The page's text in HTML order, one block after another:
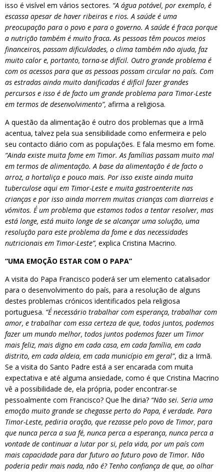
isso é visível em vários sectores. “A água potável, por exemplo, é
escassa apesar de haver ribeiras e rios. A saúde é uma
preocupação para o povo e para o governo. A saúde é fraca porque
a nutrição também é muito fraca. As pessoas têm poucos meios
financeiros, passam dificuldades, o clima também não ajuda, faz
muito calor e, portanto, torna-se difícil. Outro grande problema é
com os acessos para que as pessoas possam circular no país. Com
as estradas ainda muito danificadas é difícil fazer grandes
percursos e isso é de facto um grande problema para Timor-Leste
em termos de desenvolvimento”, afirma a religiosa.
A questão da alimentação é outro dos problemas que a Irmã
acentua, talvez pela sua sensibilidade como enfermeira e pelo
seu contacto diário com as populações. E fala mesmo em fome.
“Ainda existe muita fome em Timor. As famílias passam muito mal
em termos de alimentação. A base da alimentação é de facto o
arroz, a hortaliça e pouco mais. Por isso existe ainda muita
tuberculose aqui em Timor-Leste e muita gastroenterite nas
crianças e por isso ainda morrem muitas crianças com diarreias e
vómitos. É um problema que estamos todos a tentar resolver, mas
está longe, está muito longe de se alcançar uma solução, uma
resolução para este problema da fome e das necessidades
nutricionais em Timor-Leste”, explica Cristina Macrino.
“UMA EMOÇÃO ESTAR COM O PAPA”
A visita do Papa Francisco poderá ser um elemento catalisador
para o desenvolvimento do país, para a resolução de alguns
destes problemas crónicos identificados pela religiosa
portuguesa. “É necessário trabalhar com esperança, trabalhar com
amor, e trabalhar com essa certeza de que, todos juntos, podemos
fazer um mundo melhor, todos juntos podemos fazer um Timor
mais feliz, mais digno em cada casa, em cada família, em cada
distrito, em cada aldeia, em cada município em geral”, diz a Irmã.
Se a visita do Santo Padre está a ser encarada com muita
expectativa e até alguma ansiedade, como é que Cristina Macrino
vê a possibilidade de, ela própria, poder encontrar-se
pessoalmente com Francisco? Que lhe diria? “Não sei. Seria uma
emoção muito grande se chegasse perto do Papa, é verdade. Para
Timor-Leste, pediria oração, que rezasse pelo povo de Timor, para
que nunca perca a sua fé, nunca perca a esperança, nunca perca a
vontade de continuar a lutar por si, pela vida, por um país com
mais capacidade para dar futuro ao futuro povo de Timor. Não
poderia pedir mais nada, não é? Tenho confiança de que, ao olhar